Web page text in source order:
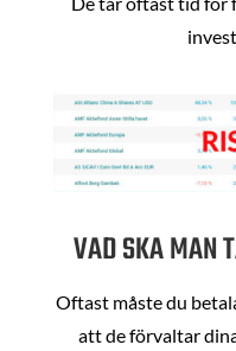
VAD SKA MAN
Oftast måste du
att de förvaltar